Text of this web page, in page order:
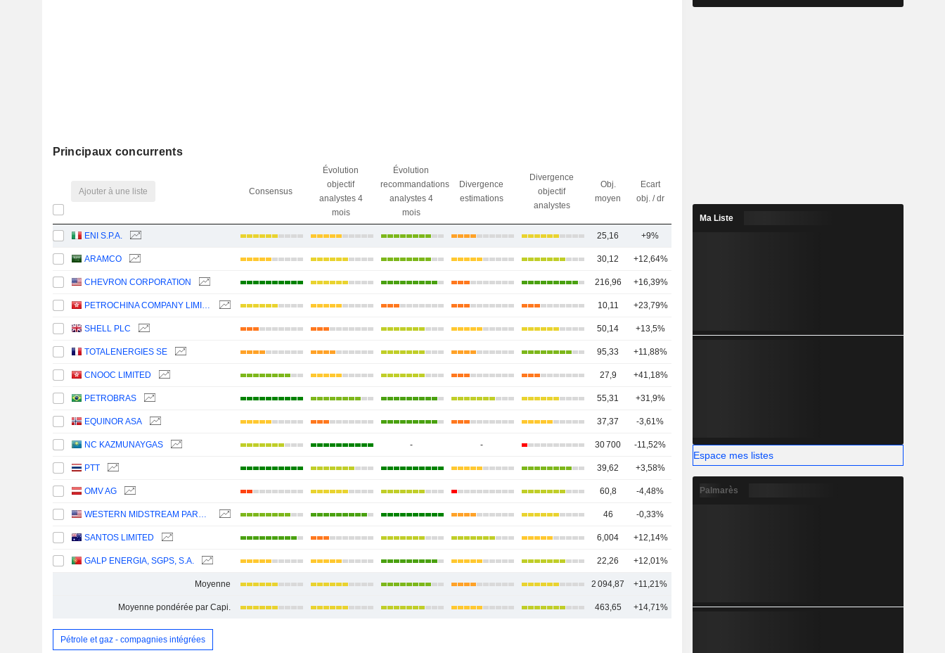
Principaux concurrents
Ajouter à une liste Consensus
Évolution
objectif
analystes 4
mois
Évolution
recommandations
analystes 4
mois
Divergence
estimations
Divergence
objectif
analystes
Obj.
moyen
Ecart
obj. / dr
ENI S.P.A. 25,16 +9%
ARAMCO 30,12 +12,64%
CHEVRON CORPORATION 216,96 +16,39%
PETROCHINA COMPANY LIMITED 10,11 +23,79%
SHELL PLC 50,14 +13,5%
TOTALENERGIES SE 95,33 +11,88%
CNOOC LIMITED 27,9 +41,18%
PETROBRAS 55,31 +31,9%
EQUINOR ASA 37,37 -3,61%
NC KAZMUNAYGAS - - 30 700 -11,52% 2
PTT 39,62 +3,58% 19
OMV AG 60,8 -4,48%
WESTERN MIDSTREAM PARTNERS, LP 46 -0,33%
SANTOS LIMITED 6,004 +12,14%
GALP ENERGIA, SGPS, S.A. 22,26 +12,01%
Moyenne 2 094,87 +11,21%
Moyenne pondérée par Capi. 463,65 +14,71% 18
Pétrole et gaz - compagnies intégrées
Ma Liste
Espace mes listes
Palmarès